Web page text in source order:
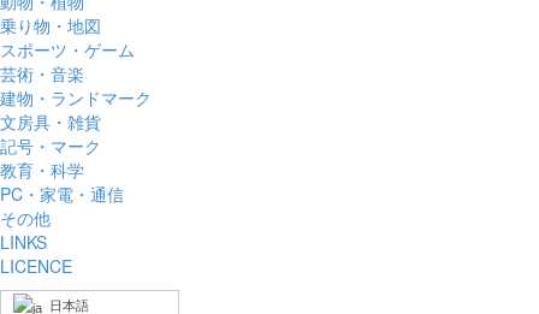
乗り物・地図
スポーツ・ゲーム
芸術・音楽
建物・ランドマーク
文房具・雑貨
記号・マーク
教育・科学
PC・家電・通信
その他
LINKS
LICENCE
日本語